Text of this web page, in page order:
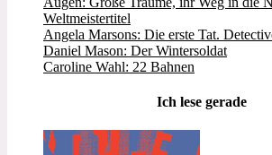
Weltmeistertitel
Angela Marsons: Die erste Tat.
Daniel Mason: Der Wintersoldat
Caroline Wahl: 22 Bahnen
Ich lese gerade